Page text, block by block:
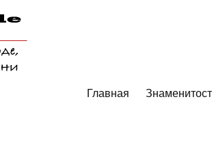
Главная
по